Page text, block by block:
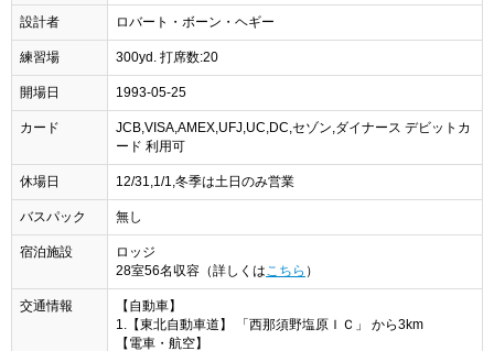
設計者 ロバート・ボーン・ヘギー
練習場 300yd. 打席数:20
開場日 1993-05-25
カード
JCB,VISA,AMEX,UFJ,UC,DC,セゾン,ダイナース デビットカ
ード 利用可
休場日 12/31,1/1,冬季は土日のみ営業
バスパック 無し
宿泊施設
ロッジ
28室56名収容（詳しくは こちら ）
交通情報
【自動車】
1.【東北自動車道】 「西那須野塩原ＩＣ」 から3km
【電車・航空】